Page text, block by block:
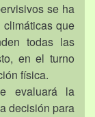
se ha
que
todas las
en el turno
física.
evaluará la
decisión para